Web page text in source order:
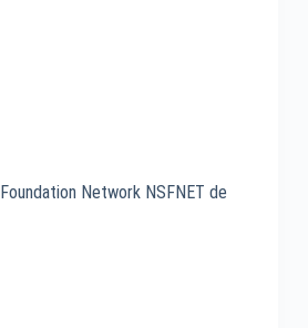
Network NSFNET de